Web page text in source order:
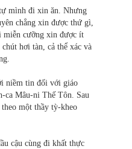
mình đi xin ăn. Nhưng
chẳng xin được thứ gì,
cưỡng xin được ít
hơi tàn, cả thể xác và
niềm tin đối với giáo
ca Mâu-ni Thế Tôn. Sau
một thầy tỳ-kheo
cậu cùng đi khất thực